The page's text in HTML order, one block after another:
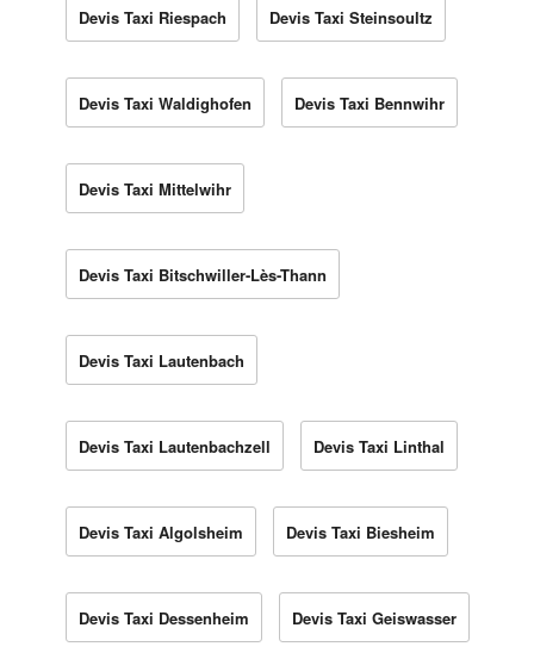
Devis Taxi Riespach Devis Taxi Steinsoultz
Devis Taxi Waldighofen Devis Taxi Bennwihr
Devis Taxi Mittelwihr
Devis Taxi Bitschwiller-Lès-Thann
Devis Taxi Lautenbach
Devis Taxi Lautenbachzell Devis Taxi Linthal
Devis Taxi Algolsheim Devis Taxi Biesheim
Devis Taxi Dessenheim Devis Taxi Geiswasser